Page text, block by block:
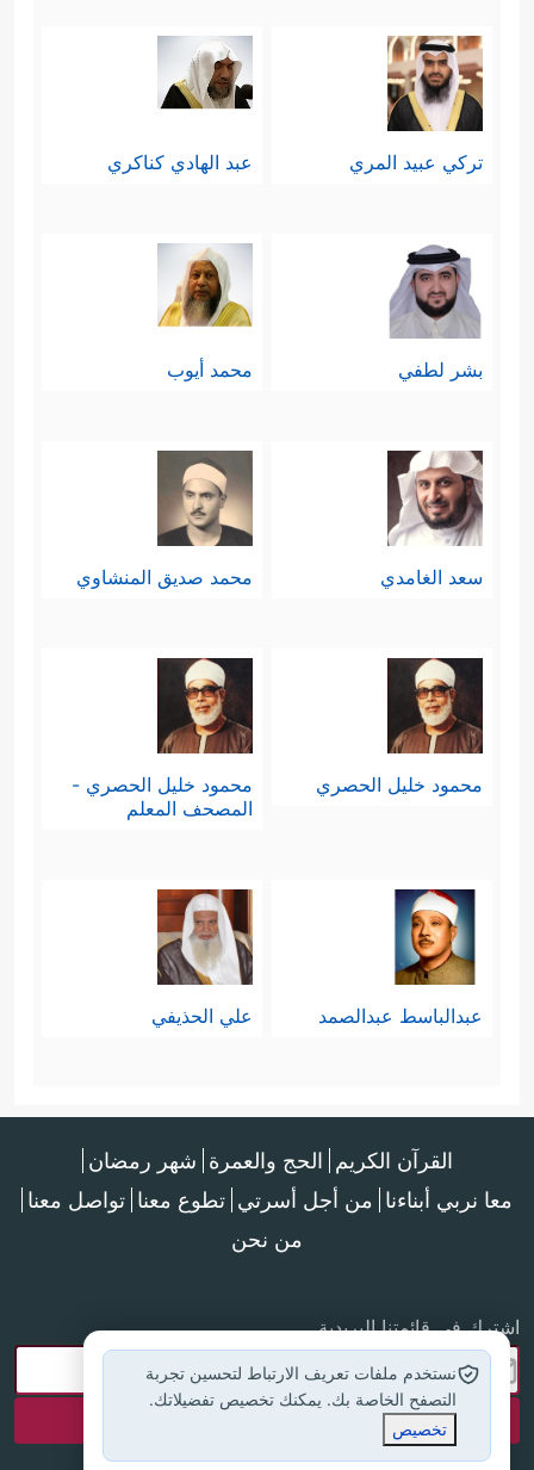
تركي عبيد المري عبد الهادي كناكري
بشر لطفي محمد أيوب
سعد الغامدي محمد صديق المنشاوي
محمود خليل الحصري
محمود خليل الحصري -
المصحف المعلم
عبدالباسط عبدالصمد علي الحذيفي
القرآن الكريم الحج والعمرة شهر رمضان
معا نربي أبناءنا من أجل أسرتي تطوع معنا تواصل معنا
من نحن
اشترك في قائمتنا البريدية
نستخدم ملفات تعريف الارتباط لتحسين تجربة
التصفح الخاصة بك. يمكنك تخصيص تفضيلاتك.
تخصيص